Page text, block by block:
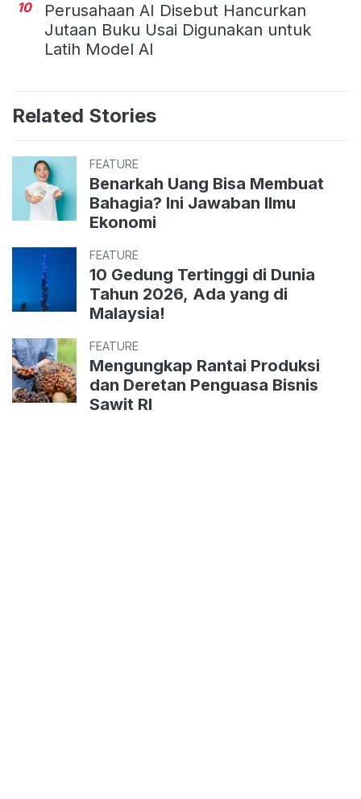
10
Perusahaan AI Disebut Hancurkan
Jutaan Buku Usai Digunakan untuk
Latih Model AI
Related Stories
FEATURE
Benarkah Uang Bisa Membuat
Bahagia? Ini Jawaban Ilmu
Ekonomi
FEATURE
10 Gedung Tertinggi di Dunia
Tahun 2026, Ada yang di
Malaysia!
FEATURE
Mengungkap Rantai Produksi
dan Deretan Penguasa Bisnis
Sawit RI